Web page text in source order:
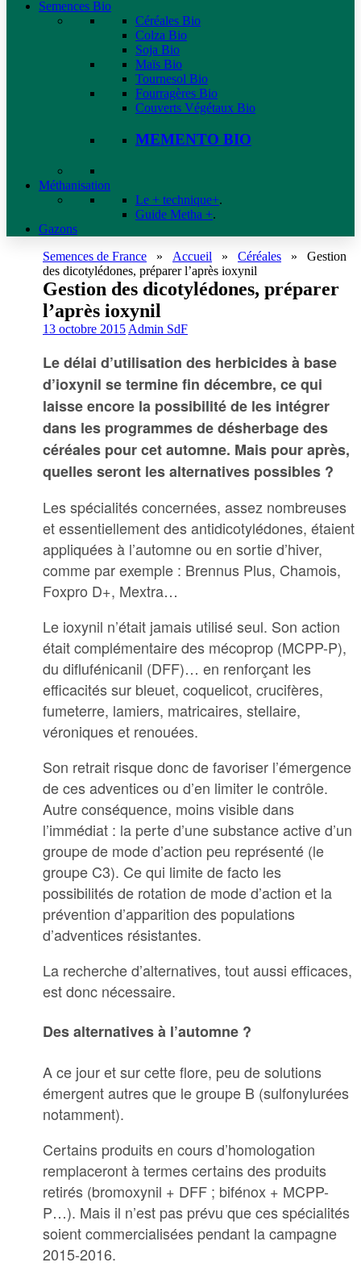
Semences Bio
Céréales Bio
Colza Bio
Soja Bio
Maïs Bio
Tournesol Bio
Fourragères Bio
Couverts Végétaux Bio
MEMENTO BIO
Méthanisation
Le + technique+.
Guide Metha +.
Gazons
Semences de France » Accueil » Céréales » Gestion
des dicotylédones, préparer l’après ioxynil
Gestion des dicotylédones, préparer
l’après ioxynil
13 octobre 2015 Admin SdF
Le délai d’utilisation des herbicides à base
d’ioxynil se termine fin décembre, ce qui
laisse encore la possibilité de les intégrer
dans les programmes de désherbage des
céréales pour cet automne. Mais pour après,
quelles seront les alternatives possibles ?
Les spécialités concernées, assez nombreuses
et essentiellement des antidicotylédones, étaient
appliquées à l’automne ou en sortie d’hiver,
comme par exemple : Brennus Plus, Chamois,
Foxpro D+, Mextra…
Le ioxynil n’était jamais utilisé seul. Son action
était complémentaire des mécoprop (MCPP-P),
du diflufénicanil (DFF)… en renforçant les
efficacités sur bleuet, coquelicot, crucifères,
fumeterre, lamiers, matricaires, stellaire,
véroniques et renouées.
Son retrait risque donc de favoriser l’émergence
de ces adventices ou d’en limiter le contrôle.
Autre conséquence, moins visible dans
l’immédiat : la perte d’une substance active d’un
groupe de mode d’action peu représenté (le
groupe C3). Ce qui limite de facto les
possibilités de rotation de mode d’action et la
prévention d’apparition des populations
d’adventices résistantes.
La recherche d’alternatives, tout aussi efficaces,
est donc nécessaire.
Des alternatives à l’automne ?
A ce jour et sur cette flore, peu de solutions
émergent autres que le groupe B (sulfonylurées
notamment).
Certains produits en cours d’homologation
remplaceront à termes certains des produits
retirés (bromoxynil + DFF ; bifénox + MCPP-
P…). Mais il n’est pas prévu que ces spécialités
soient commercialisées pendant la campagne
2015-2016.